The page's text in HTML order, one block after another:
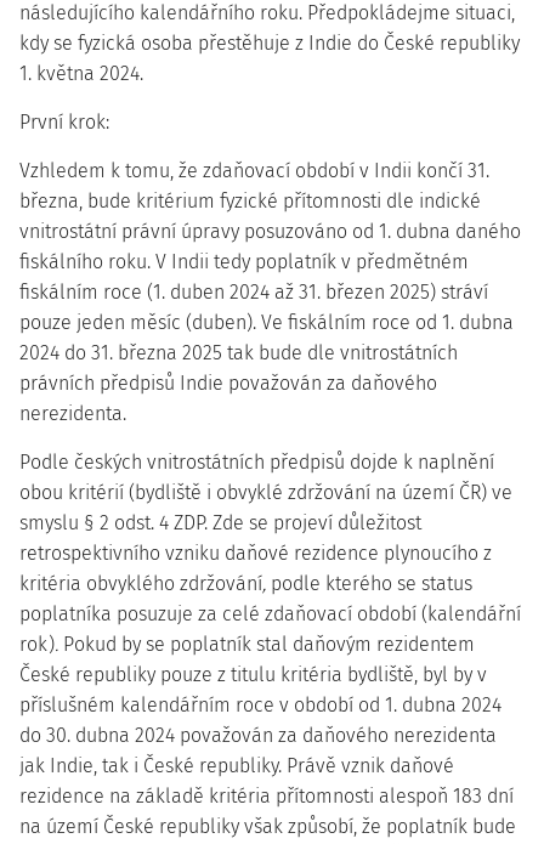
následujícího kalendářního roku. Předpokládejme situaci,
kdy se fyzická osoba přestěhuje z Indie do České republiky
1. května 2024.
První krok:
Vzhledem k tomu, že zdaňovací období v Indii končí 31.
března, bude kritérium fyzické přítomnosti dle indické
vnitrostátní právní úpravy posuzováno od 1. dubna daného
fiskálního roku. V Indii tedy poplatník v předmětném
fiskálním roce (1. duben 2024 až 31. březen 2025) stráví
pouze jeden měsíc (duben). Ve fiskálním roce od 1. dubna
2024 do 31. března 2025 tak bude dle vnitrostátních
právních předpisů Indie považován za daňového
nerezidenta.
Podle českých vnitrostátních předpisů dojde k naplnění
obou kritérií (bydliště i obvyklé zdržování na území ČR) ve
smyslu § 2 odst. 4 ZDP. Zde se projeví důležitost
retrospektivního vzniku daňové rezidence plynoucího z
kritéria obvyklého zdržování, podle kterého se status
poplatníka posuzuje za celé zdaňovací období (kalendářní
rok). Pokud by se poplatník stal daňovým rezidentem
České republiky pouze z titulu kritéria bydliště, byl by v
příslušném kalendářním roce v období od 1. dubna 2024
do 30. dubna 2024 považován za daňového nerezidenta
jak Indie, tak i České republiky. Právě vznik daňové
rezidence na základě kritéria přítomnosti alespoň 183 dní
na území České republiky však způsobí, že poplatník bude